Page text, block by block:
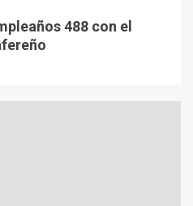
488 con el